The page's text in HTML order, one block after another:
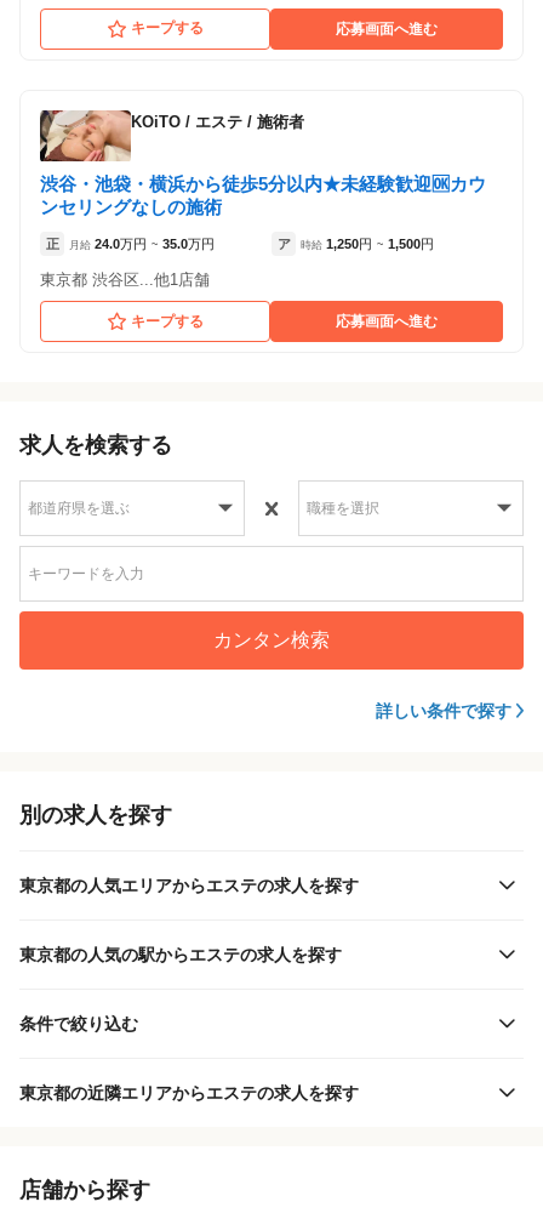
キープする 応募画面へ進む
KOiTO / エステ / 施術者
渋谷・池袋・横浜から徒歩5分以内★未経験歓迎🆗カウ
ンセリングなしの施術
正 月給 24.0万円 ~ 35.0万円 ア 時給 1,250円 ~ 1,500円
東京都 渋谷区...他1店舗
キープする 応募画面へ進む
求人を検索する
カンタン検索
詳しい条件で探す
別の求人を探す
東京都の人気エリアからエステの求人を探す
東京都の人気の駅からエステの求人を探す
条件で絞り込む
東京都の近隣エリアからエステの求人を探す
店舗から探す